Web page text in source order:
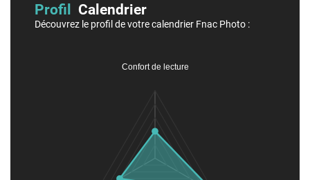
Profil Calendrier
Découvrez le profil de votre calendrier Fnac Photo :
Confort de lecture